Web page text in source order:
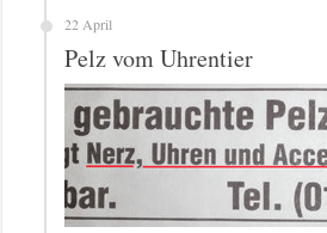
22 April
Pelz vom Uhrentier